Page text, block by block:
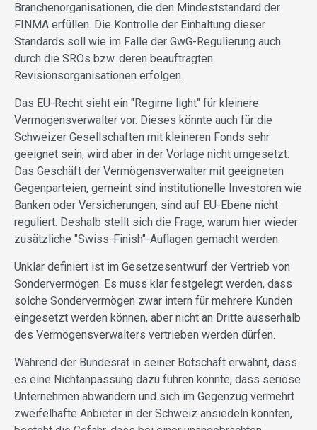
Branchenorganisationen, die den Mindeststandard der
FINMA erfüllen. Die Kontrolle der Einhaltung dieser
Standards soll wie im Falle der GwG-Regulierung auch
durch die SROs bzw. deren beauftragten
Revisionsorganisationen erfolgen.
Das EU-Recht sieht ein "Regime light" für kleinere
Vermögensverwalter vor. Dieses könnte auch für die
Schweizer Gesellschaften mit kleineren Fonds sehr
geeignet sein, wird aber in der Vorlage nicht umgesetzt.
Das Geschäft der Vermögensverwalter mit geeigneten
Gegenparteien, gemeint sind institutionelle Investoren wie
Banken oder Versicherungen, sind auf EU-Ebene nicht
reguliert. Deshalb stellt sich die Frage, warum hier wieder
zusätzliche "Swiss-Finish"-Auflagen gemacht werden.
Unklar definiert ist im Gesetzesentwurf der Vertrieb von
Sondervermögen. Es muss klar festgelegt werden, dass
solche Sondervermögen zwar intern für mehrere Kunden
eingesetzt werden können, aber nicht an Dritte ausserhalb
des Vermögensverwalters vertrieben werden dürfen.
Während der Bundesrat in seiner Botschaft erwähnt, dass
es eine Nichtanpassung dazu führen könnte, dass seriöse
Unternehmen abwandern und sich im Gegenzug vermehrt
zweifelhafte Anbieter in der Schweiz ansiedeln könnten,